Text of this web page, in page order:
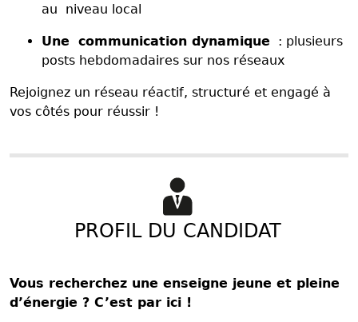
au niveau local
Une communication dynamique : plusieurs
posts hebdomadaires sur nos réseaux
Rejoignez un réseau réactif, structuré et engagé à
vos côtés pour réussir !
PROFIL DU CANDIDAT
Vous recherchez une enseigne jeune et pleine
d’énergie ? C’est par ici !